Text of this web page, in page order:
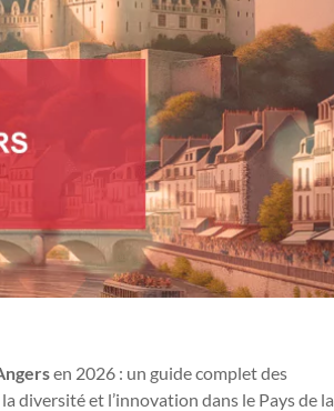
en 2026 : un guide complet des
diversité et l’innovation dans le Pays de la